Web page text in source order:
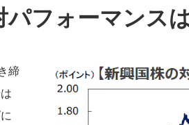
パフォーマンス
締